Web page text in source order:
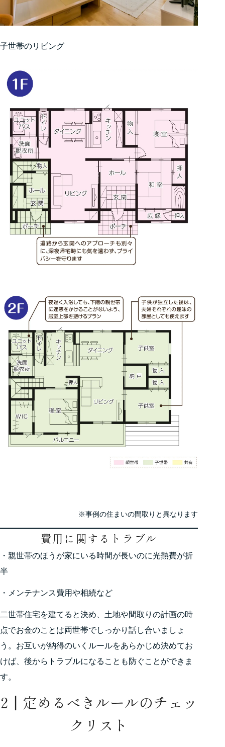
子世帯のリビング
※事例の住まいの間取りと異なります
費用に関するトラブル
・親世帯のほうが家にいる時間が長いのに光熱費が折
半
・メンテナンス費用や相続など
二世帯住宅を建てると決め、土地や間取りの計画の時
点でお金のことは両世帯でしっかり話し合いましょ
う。お互いが納得のいくルールをあらかじめ決めてお
けば、後からトラブルになることも防ぐことができま
す。
2┃定めるべきルールのチェッ
クリスト